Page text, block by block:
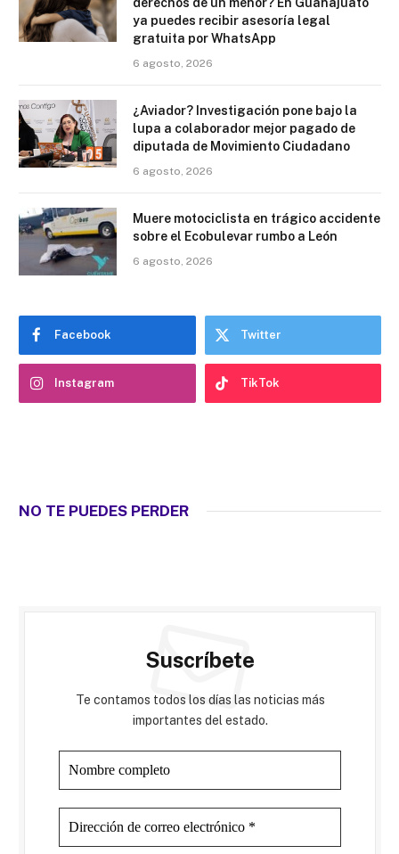
ya puedes recibir asesoría legal
gratuita por WhatsApp
6 agosto, 2026
¿Aviador? Investigación pone bajo la
lupa a colaborador mejor pagado de
diputada de Movimiento Ciudadano
6 agosto, 2026
Muere motociclista en trágico accidente
sobre el Ecobulevar rumbo a León
6 agosto, 2026
Facebook Twitter
Instagram TikTok
NO TE PUEDES PERDER
Suscríbete
Te contamos todos los días las noticias más
importantes del estado.